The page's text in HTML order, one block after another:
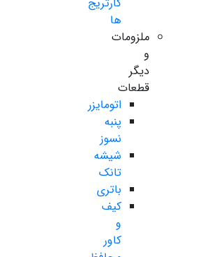
ها
ملزومات
و
دیگر
قطعات
اتومایزر
پنبه
نسوز
شیشه
تانک
باتری
کیف
و
کاور